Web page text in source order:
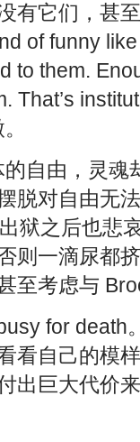
有它们，甚
funny like
to them.
That’s
由，灵魂
脱对自由无
狱之后也悲
则一滴尿都
至考虑与
for death
看自己的模
出巨大代价